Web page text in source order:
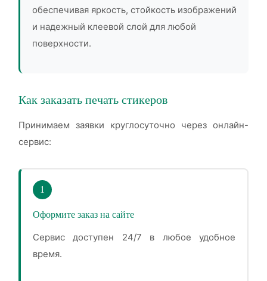
обеспечивая яркость, стойкость изображений
и надежный клеевой слой для любой
поверхности.
Как заказать печать стикеров
Принимаем заявки круглосуточно через онлайн-
сервис:
1
Оформите заказ на сайте
Сервис доступен 24/7 в любое удобное
время.